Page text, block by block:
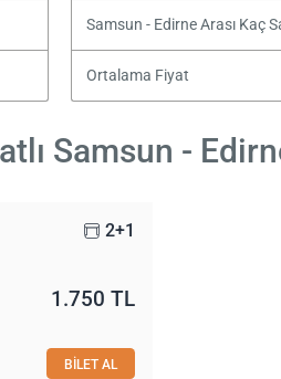
Samsun - Edirne Arası Kaç
Ortalama Fiyat
Samsun -
2+1
1.750 TL
BİLET AL